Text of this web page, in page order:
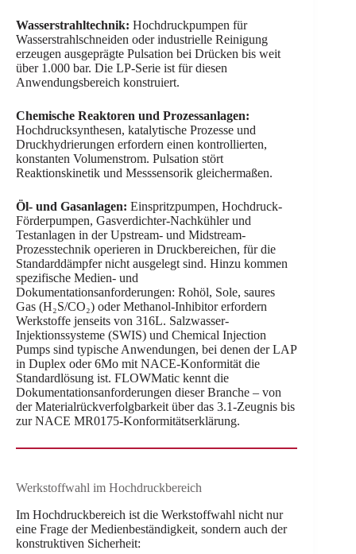
Wasserstrahltechnik: Hochdruckpumpen für
Wasserstrahlschneiden oder industrielle Reinigung
erzeugen ausgeprägte Pulsation bei Drücken bis weit
über 1.000 bar. Die LP-Serie ist für diesen
Anwendungsbereich konstruiert.
Chemische Reaktoren und Prozessanlagen:
Hochdrucksynthesen, katalytische Prozesse und
Druckhydrierungen erfordern einen kontrollierten,
konstanten Volumenstrom. Pulsation stört
Reaktionskinetik und Messsensorik gleichermaßen.
Öl- und Gasanlagen: Einspritzpumpen, Hochdruck-
Förderpumpen, Gasverdichter-Nachkühler und
Testanlagen in der Upstream- und Midstream-
Prozesstechnik operieren in Druckbereichen, für die
Standarddämpfer nicht ausgelegt sind. Hinzu kommen
spezifische Medien- und
Dokumentationsanforderungen: Rohöl, Sole, saures
Gas (H₂S/CO₂) oder Methanol-Inhibitor erfordern
Werkstoffe jenseits von 316L. Salzwasser-
Injektionssysteme (SWIS) und Chemical Injection
Pumps sind typische Anwendungen, bei denen der LAP
in Duplex oder 6Mo mit NACE-Konformität die
Standardlösung ist. FLOWMatic kennt die
Dokumentationsanforderungen dieser Branche – von
der Materialrückverfolgbarkeit über das 3.1-Zeugnis bis
zur NACE MR0175-Konformitätserklärung.
Werkstoffwahl im Hochdruckbereich
Im Hochdruckbereich ist die Werkstoffwahl nicht nur
eine Frage der Medienbeständigkeit, sondern auch der
konstruktiven Sicherheit: